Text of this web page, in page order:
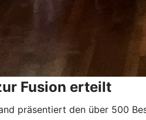
Fusion erteilt
präsentiert den über 500